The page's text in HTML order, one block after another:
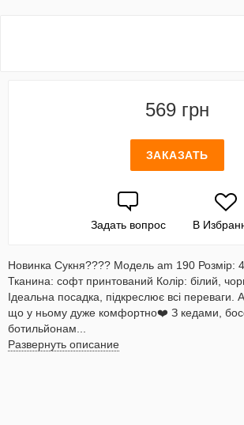
569 грн
ЗАКАЗАТЬ
Задать вопрос В
Новинка Сукня???? Модель am 190 Розмір:
Тканина: софт принтований Колір: білий,
Ідеальна посадка, підкреслює всі переваги.
що у ньому дуже комфортно❤️ З кедами,
ботильйонам...
Развернуть описание